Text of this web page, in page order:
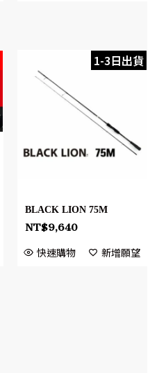
1-3日出貨
BLACK LION 75M
NT$9,640
快速購物 新增願望